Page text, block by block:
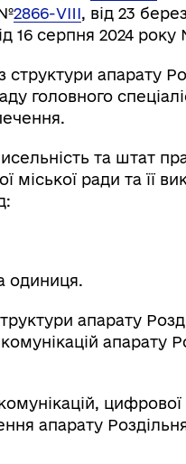
№2866-VIII, від 23
16 серпня 2024
структури апарату
головного
та штат
міської ради та її
одиниця.
апарату
апарату
апарату